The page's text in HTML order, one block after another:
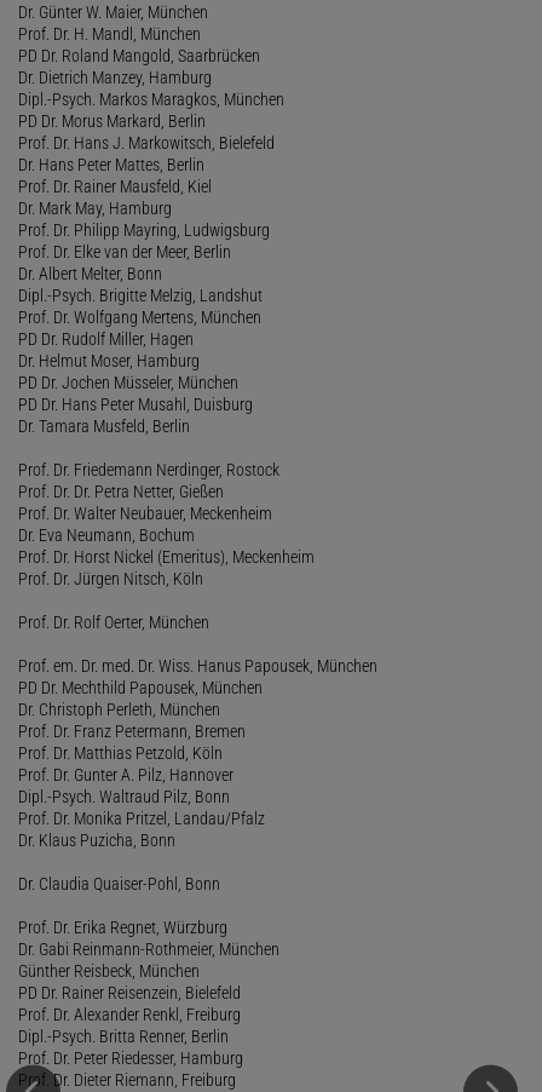
Dr. Günter W. Maier, München
Prof. Dr. H. Mandl, München
PD Dr. Roland Mangold, Saarbrücken
Dr. Dietrich Manzey, Hamburg
Dipl.-Psych. Markos Maragkos, München
PD Dr. Morus Markard, Berlin
Prof. Dr. Hans J. Markowitsch, Bielefeld
Dr. Hans Peter Mattes, Berlin
Prof. Dr. Rainer Mausfeld, Kiel
Dr. Mark May, Hamburg
Prof. Dr. Philipp Mayring, Ludwigsburg
Prof. Dr. Elke van der Meer, Berlin
Dr. Albert Melter, Bonn
Dipl.-Psych. Brigitte Melzig, Landshut
Prof. Dr. Wolfgang Mertens, München
PD Dr. Rudolf Miller, Hagen
Dr. Helmut Moser, Hamburg
PD Dr. Jochen Müsseler, München
PD Dr. Hans Peter Musahl, Duisburg
Dr. Tamara Musfeld, Berlin
Prof. Dr. Friedemann Nerdinger, Rostock
Prof. Dr. Dr. Petra Netter, Gießen
Prof. Dr. Walter Neubauer, Meckenheim
Dr. Eva Neumann, Bochum
Prof. Dr. Horst Nickel (Emeritus), Meckenheim
Prof. Dr. Jürgen Nitsch, Köln
Prof. Dr. Rolf Oerter, München
Prof. em. Dr. med. Dr. Wiss. Hanus Papousek, München
PD Dr. Mechthild Papousek, München
Dr. Christoph Perleth, München
Prof. Dr. Franz Petermann, Bremen
Prof. Dr. Matthias Petzold, Köln
Prof. Dr. Gunter A. Pilz, Hannover
Dipl.-Psych. Waltraud Pilz, Bonn
Prof. Dr. Monika Pritzel, Landau/Pfalz
Dr. Klaus Puzicha, Bonn
Dr. Claudia Quaiser-Pohl, Bonn
Prof. Dr. Erika Regnet, Würzburg
Dr. Gabi Reinmann-Rothmeier, München
Günther Reisbeck, München
PD Dr. Rainer Reisenzein, Bielefeld
Prof. Dr. Alexander Renkl, Freiburg
Dipl.-Psych. Britta Renner, Berlin
Prof. Dr. Peter Riedesser, Hamburg
Prof. Dr. Dieter Riemann, Freiburg